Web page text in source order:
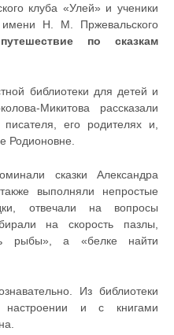
клуба «Улей» и ученики
имени Н. М. Пржевальского
по сказкам
библиотеки для детей и
Микитова рассказали
его родителях и,
Родионовне.
сказки Александра
выполняли непростые
отвечали на вопросы
на скорость пазлы,
рыбы», а «белке найти
Из библиотеки
и с книгами